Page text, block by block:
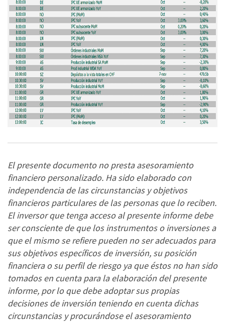
El presente documento no presta asesoramiento
financiero personalizado. Ha sido elaborado con
independencia de las circunstancias y objetivos
financieros particulares de las personas que lo reciben.
El inversor que tenga acceso al presente informe debe
ser consciente de que los instrumentos o inversiones a
que el mismo se refiere pueden no ser adecuados para
sus objetivos específicos de inversión, su posición
financiera o su perfil de riesgo ya que éstos no han sido
tomados en cuenta para la elaboración del presente
informe, por lo que debe adoptar sus propias
decisiones de inversión teniendo en cuenta dichas
circunstancias y procurándose el asesoramiento